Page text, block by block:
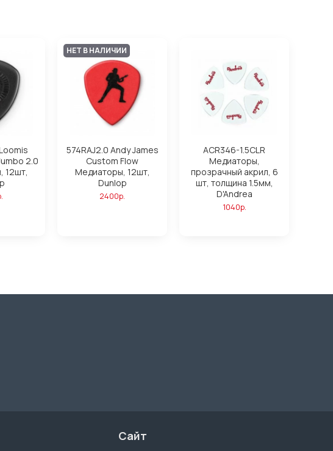
2.0
12шт,
НЕТ В НАЛИЧИИ
574RAJ2.0 Andy James
Custom Flow
Медиаторы, 12шт,
Dunlop
2400р.
ACR346-1.5CLR
Медиаторы,
прозрачный акрил, 6
шт, толщина 1.5мм,
D'Andrea
1040р.
Сайт